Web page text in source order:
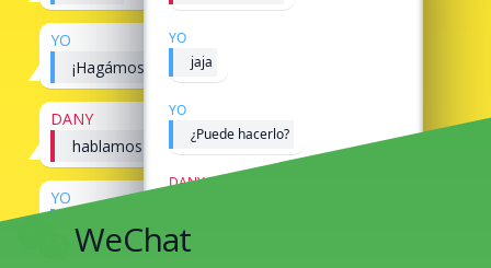
YO
¡Hagámoslo!
DANY
hablamos luego
YO
¡buena suerte!
YO
jaja
YO
¿Puede hacerlo?
DANY
WeChat